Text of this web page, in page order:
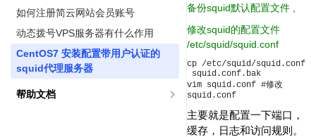
如何注册简云网站会员账号
动态拨号VPS服务器有什么作用
CentOS7 安装配置带用户认证的
squid代理服务器
帮助文档
备份squid默认配置文件 ,
修改squid的配置文件
/etc/squid/squid.conf
cp /etc/squid/squid.conf
squid.conf.bak
vim squid.conf #修改
squid.conf
主要就是配置一下端口，
缓存，日志和访问规则。